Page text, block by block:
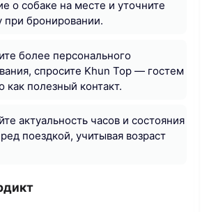
о собаке на месте и уточните
при бронировании.
более персонального
спросите Khun Top — гостем
как полезный контакт.
актуальность часов и состояния
поездкой, учитывая возраст